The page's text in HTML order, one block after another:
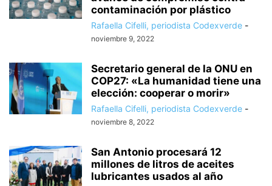
contaminación por plástico
Rafaella Cifelli, periodista Codexverde -
noviembre 9, 2022
Secretario general de la ONU en
COP27: «La humanidad tiene una
elección: cooperar o morir»
Rafaella Cifelli, periodista Codexverde -
noviembre 8, 2022
San Antonio procesará 12
millones de litros de aceites
lubricantes usados al año